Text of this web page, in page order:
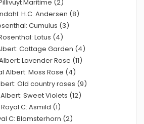
Maritime (2)
H.C. Andersen (8)
Cumulus (3)
Lotus (4)
Cottage Garden (4)
Lavender Rose (11)
Albert: Moss Rose (4)
Old country roses (9)
Sweet Violets (12)
Royal C: Asmild (1)
C: Blomsterhorn (2)